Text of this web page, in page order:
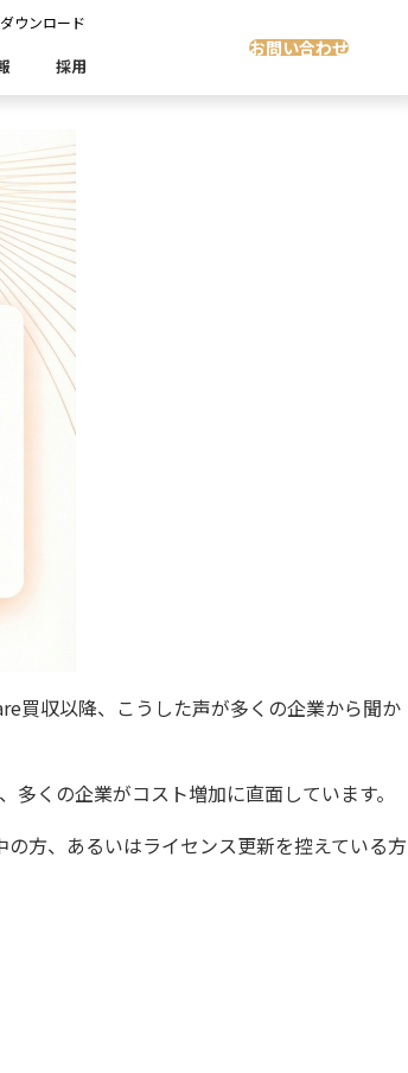
ウンロード
タガバナンス
ベース移行
レプリケーション
製造業
Masking
Platform
採用
お問い合わせ
買収以降、こうした声が多くの企業から聞か
くの企業がコスト増加に直面しています。
方、あるいはライセンス更新を控えている方